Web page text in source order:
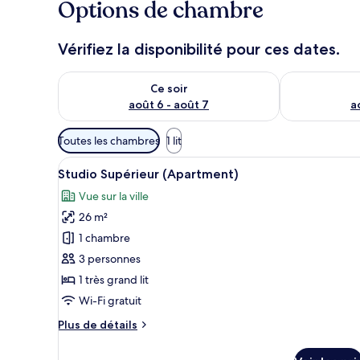
Options de chambre
Vérifiez la disponibilité pour ces dates.
Ce soir
août 6 - août 7
Vérifier la disponibilité pour ce soir août 6 - août 7
Vérifier la
Filtres
disponibles
pour
les
chambres
Toutes les chambres 1 lit
Afficher
toutes
les
photos
pour
ce
type
de
chambre :
Studio
Une chambre d’hôtel avec
12
Studio Supérieur (Apartment)
Vue sur la ville
26 m²
1 chambre
3 personnes
1 très grand lit
Wi-Fi gratuit
Plus de détails
Plus